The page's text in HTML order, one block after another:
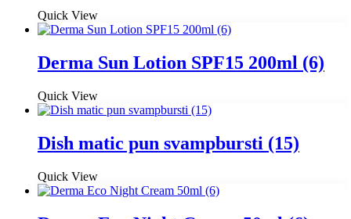
Quick View
Derma Sun Lotion SPF15 200ml (6)
Quick View
Dish matic pun svampbursti (15)
Quick View